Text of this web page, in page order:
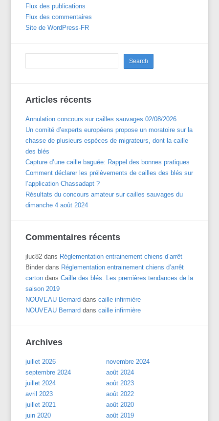
Flux des publications
Flux des commentaires
Site de WordPress-FR
Articles récents
Annulation concours sur cailles sauvages 02/08/2026
Un comité d’experts européens propose un moratoire sur la
chasse de plusieurs espèces de migrateurs, dont la caille
des blés
Capture d’une caille baguée: Rappel des bonnes pratiques
Comment déclarer les prélèvements de cailles des blés sur
l’application Chassadapt ?
Résultats du concours amateur sur cailles sauvages du
dimanche 4 août 2024
Commentaires récents
jluc82 dans Réglementation entrainement chiens d’arrêt
Binder dans Réglementation entrainement chiens d’arrêt
carton dansCaille des blés: Les premières tendances de la
saison 2019
NOUVEAU Bernard danscaille infirmière
NOUVEAU Bernard danscaille infirmière
Archives
juillet 2026
novembre 2024
septembre 2024
août 2024
juillet 2024
août 2023
avril 2023
août 2022
juillet 2021
août 2020
juin 2020
août 2019